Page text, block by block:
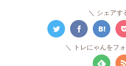
シェアす
トレにゃんをフ